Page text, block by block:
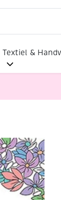
Textiel &
I love